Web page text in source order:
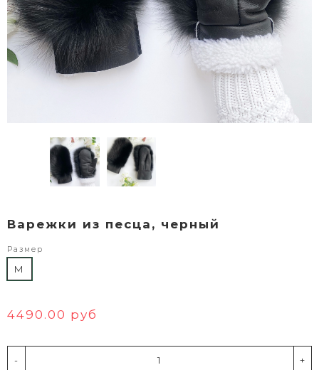
Варежки из песца, черный
Размер
M
4490.00 руб
- +